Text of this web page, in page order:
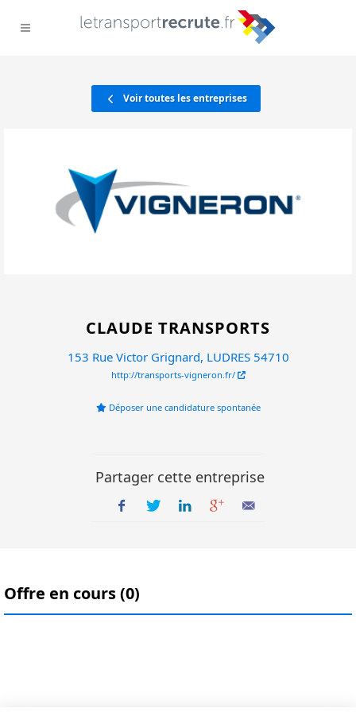
Voir toutes les entreprises
CLAUDE TRANSPORTS
153 Rue Victor Grignard, LUDRES 54710
http://transports-vigneron.fr/
Déposer une candidature spontanée
Partager cette entreprise
Offre en cours (0)